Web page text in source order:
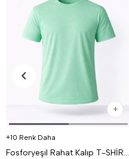
10 Renk Daha
Fosforyeşil Rahat Kalıp T-SHİRT FİYAT PERFORMANS ÜRÜNÜ